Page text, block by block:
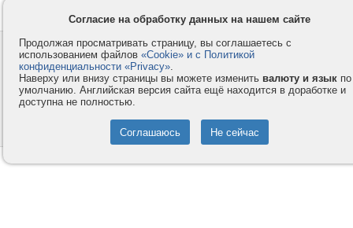
Контакты
Компания
Privacy и Cookie
Услуги
Как оплатить
Помощь
© 2008-2026
- Все права защищены.
Согласие на обработку данных на нашем сайте
Продолжая просматривать страницу, вы соглашаетесь с
использованием файлов «Cookie» и с Политикой
конфиденциальности «Privacy».
Наверху или внизу страницы вы можете изменить валюту и язык по
умолчанию. Английская версия сайта ещё находится в доработке и
доступна не полностью.